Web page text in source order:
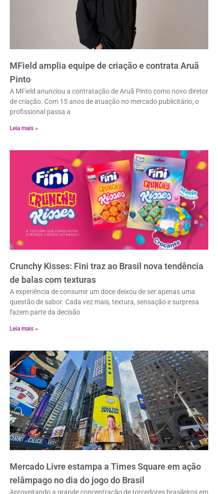
MField amplia equipe de criação e contrata Aruã
Pinto
A MField anunciou a contratação de Aruã Pinto como novo diretor
de criação. Com 15 anos de atuação no mercado publicitário, o
profissional passa a
Leia mais »
Crunchy Kisses: Fini traz ao Brasil nova tendência
de balas com texturas
A experiência de consumir um doce deixou de ser apenas uma
questão de sabor. Cada vez mais, textura, sensação e surpresa
fazem parte da decisão
Leia mais »
Mercado Livre estampa a Times Square em ação
relâmpago no dia do jogo do Brasil
Aproveitando a grande concentração de torcedores brasileiros em